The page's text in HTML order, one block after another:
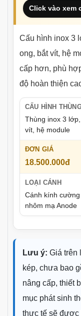
Click vào xem
Cấu hình inox 3
ong, bắt vít, hệ
cấp hơn, phù
độ hoàn thiện
Thùng inox 3
vít, hệ module
18.500.000đ
Cánh kính
nhôm mạ Anode
Lưu ý: Giá trên
kép, chưa bao
nâng cấp, thiết
mục phát sinh
thực tế sẽ được